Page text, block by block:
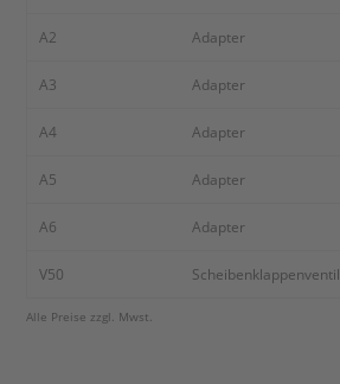
A2 Adapter
A3 Adapter
A4 Adapter
A5 Adapter
A6 Adapter
V50 Scheibenklappenventil
Alle Preise zzgl. Mwst.